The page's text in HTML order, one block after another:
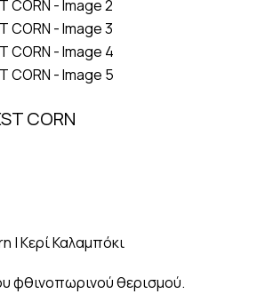
CORN
| Κερί Καλαμπόκι
φθινοπωρινού θερισμού.